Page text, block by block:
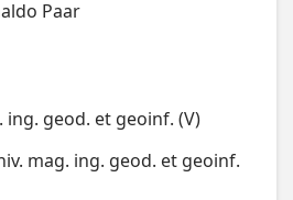
Paar
ing. geod. et geoinf. (V)
mag. ing. geod. et geoinf.